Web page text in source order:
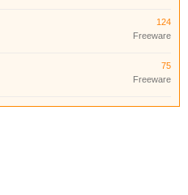
124
Freeware
75
Freeware